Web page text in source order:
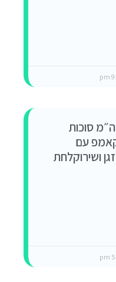
סוכות
לקאמפ עם
ושירוקלחת